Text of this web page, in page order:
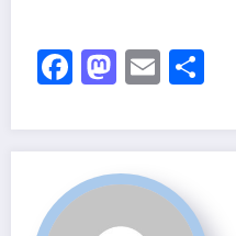
Facebook
Mastodon
Email